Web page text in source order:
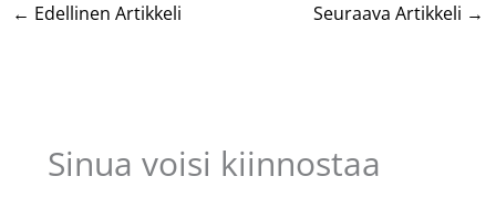
← Edellinen Artikkeli Seuraava Artikkeli →
Sinua voisi kiinnostaa